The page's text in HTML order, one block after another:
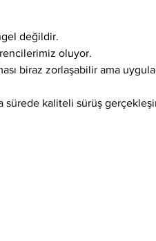
değildir.
oluyor.
biraz zorlaşabilir ama
kaliteli sürüş